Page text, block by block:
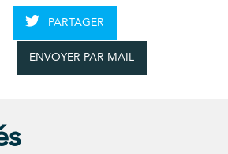
PARTAGER
ENVOYER PAR MAIL